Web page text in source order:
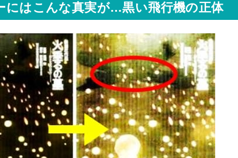
にはこんな真実が…黒い飛行機の正体